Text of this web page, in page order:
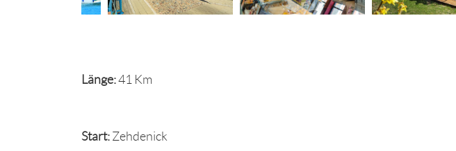
Länge:41 Km
Start: Zehdenick